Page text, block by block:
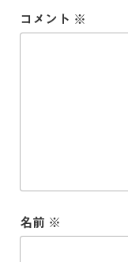
コメント ※
名前 ※